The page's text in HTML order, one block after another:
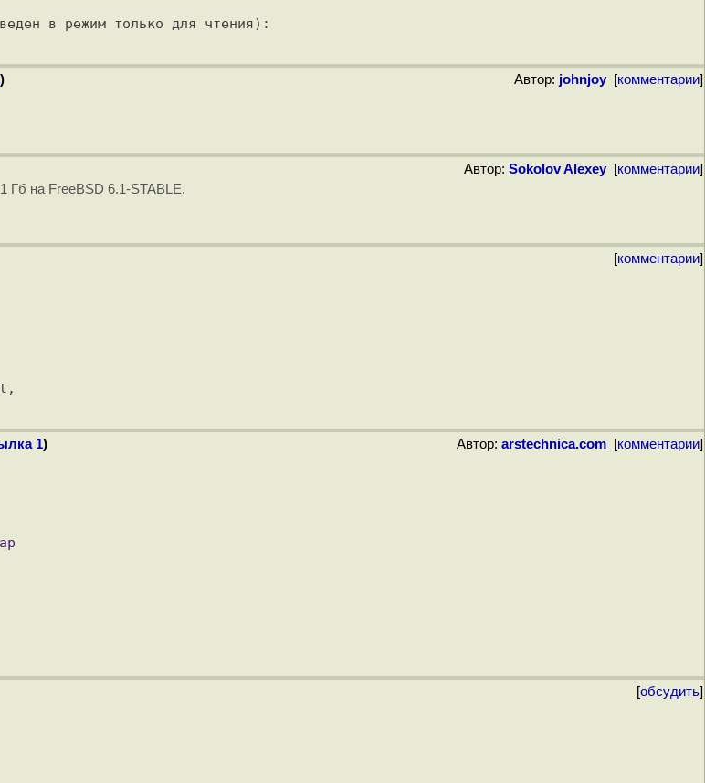
) Автор: johnjoy [комментарии]
Автор: Sokolov Alexey [комментарии]
Гб на FreeBSD 6.1-STABLE.
[комментарии]
1) Автор: arstechnica.com [комментарии]
[обсудить]